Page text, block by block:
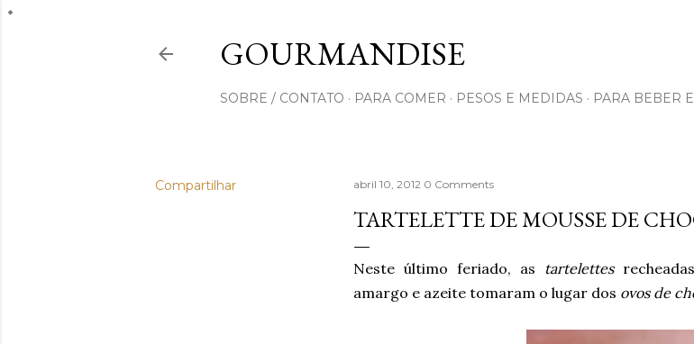
GOURMANDISE
SOBRE / CONTATO PARA COMER PESOS E MEDIDAS PARA BEBER
Compartilhar abril 10, 2012 0 Comments
TARTELETTE DE MOUSSE DE
Neste último feriado, as tartelettes
amargo e azeite tomaram o lugar dos ovos de